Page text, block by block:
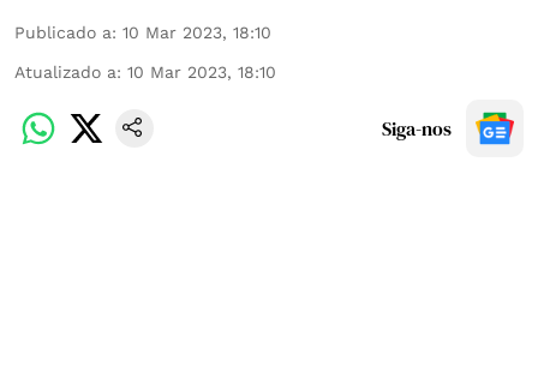
Publicado a: 10 Mar 2023, 18:10
Atualizado a: 10 Mar 2023, 18:10
Siga-nos